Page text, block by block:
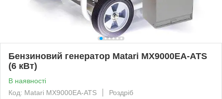
Бензиновий генератор Matari МХ9000ЕА-ATS
(6 кВт)
В наявності
Код: Matari MX9000EA-ATS
Роздріб